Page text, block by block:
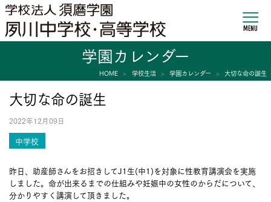
MENU
学園カレンダー
HOME 学校生活 学園カレンダー 大切な命の誕生
大切な命の誕生
2022年12月09日
中学校
昨日、助産師さんをお招きしてJ1生(中1)を対象に性教育講演会を実施
しました。命が出来るまでの仕組みや妊娠中の女性のからだについて、
分かりやすく講演して頂きました。